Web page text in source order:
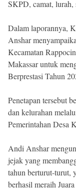
SKPD, camat, lurah,
Dalam laporannya,
Anshar
Kecamatan
Makassar untuk
Berprestasi Tahun
Penetapan tersebut
dan kelurahan
Pemerintahan Desa
Andi Anshar
jejak yang
tahun berturut-turut,
berhasil meraih